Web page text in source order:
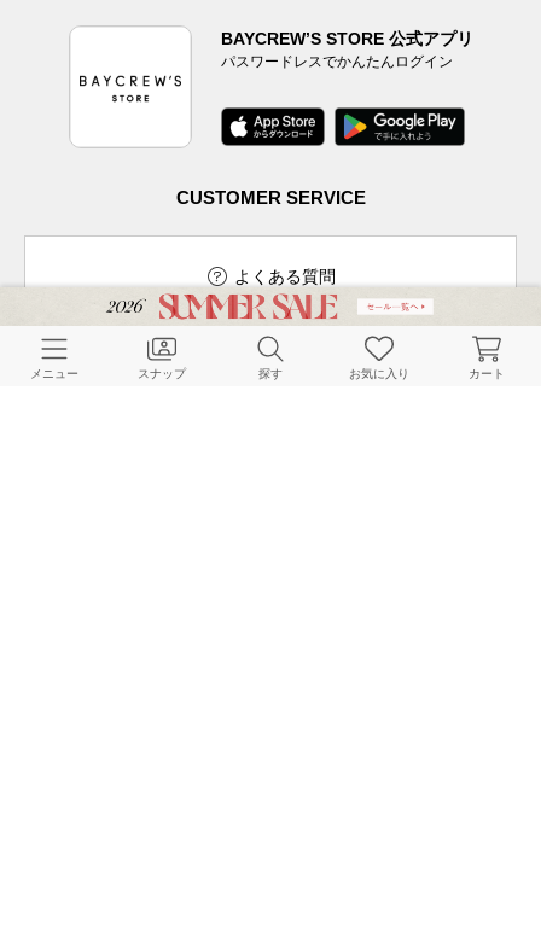
BAYCREW’S STORE 公式アプリ
パスワードレスでかんたんログイン
CUSTOMER SERVICE
よくある質問
メニュー スナップ 探す お気に入り カート